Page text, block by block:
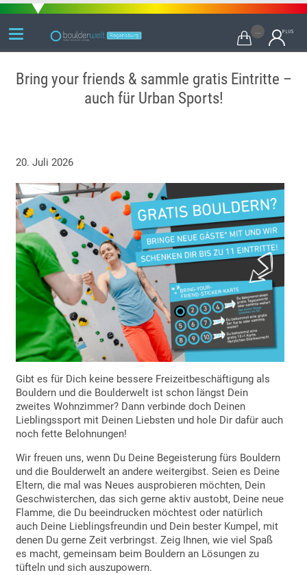

Bring your friends & sammle gratis Eintritte –
auch für Urban Sports!
20. Juli 2026
Gibt es für Dich keine bessere Freizeitbeschäftigung als
Bouldern und die Boulderwelt ist schon längst Dein
zweites Wohnzimmer? Dann verbinde doch Deinen
Lieblingssport mit Deinen Liebsten und hole Dir dafür auch
noch fette Belohnungen!
Wir freuen uns, wenn Du Deine Begeisterung fürs Bouldern
und die Boulderwelt an andere weitergibst. Seien es Deine
Eltern, die mal was Neues ausprobieren möchten, Dein
Geschwisterchen, das sich gerne aktiv austobt, Deine neue
Flamme, die Du beeindrucken möchtest oder natürlich
auch Deine Lieblingsfreundin und Dein bester Kumpel, mit
denen Du gerne Zeit verbringst. Zeig Ihnen, wie viel Spaß
es macht, gemeinsam beim Bouldern an Lösungen zu
tüfteln und sich auszupowern.